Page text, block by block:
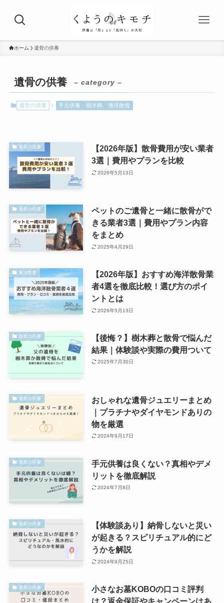
ホーム 遺骨の供養
遺骨の供養 – category –
遺骨の供養 手元供養・樹木葬 海洋散骨
遺骨の供養
【2026年版】散骨費用が安い業者
3選｜費用やプランを比較
2026年5月13日
遺骨の供養
ペットのご遺骨と一緒に散骨がで
きる業者3選｜費用やプラン内容
をまとめ
2025年4月29日
海洋散骨
【2026年版】おすすめ海洋散骨業
者4選を徹底比較！選び方のポイ
ントとは
2026年5月13日
遺骨の供養
【後悔？】樹木葬と散骨で悩んだ
結果｜体験談や実際の費用ついて
2025年7月30日
遺骨の供養
おしゃれな遺骨ジュエリーまとめ
｜プラチナやダイヤモンドありの
物を厳選
2024年9月17日
遺骨の供養
手元供養は良くない？真相やデメ
リットを徹底解説
2024年7月8日
遺骨の供養
【体験談あり】納骨しないと災い
が起きる？スピリチュアル的にど
うかを解説
2024年9月25日
遺骨の供養
小さなお墓KOBOの口コミ評判
は？返金保証やキャンペーンはあ